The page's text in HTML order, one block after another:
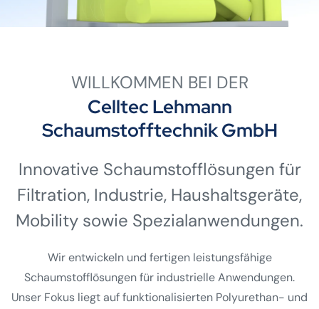
WILLKOMMEN BEI DER
Celltec Lehmann
Schaumstofftechnik GmbH
Innovative Schaumstoff­lösungen für
Filtration, Industrie, Haushalts­geräte,
Mobility sowie Spezial­anwendungen.
Wir entwickeln und fertigen leistungsfähige
Schaumstofflösungen für industrielle Anwendungen.
Unser Fokus liegt auf funktionalisierten Polyurethan- und